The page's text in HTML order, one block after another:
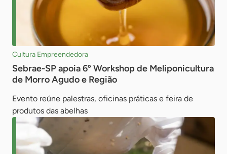
Cultura Empreendedora
Sebrae-SP apoia 6º Workshop de Meliponicultura
de Morro Agudo e Região
Evento reúne palestras, oficinas práticas e feira de
produtos das abelhas